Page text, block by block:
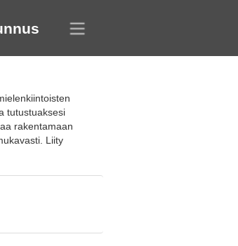
tutustuaksesi
rakentamaan
Liity